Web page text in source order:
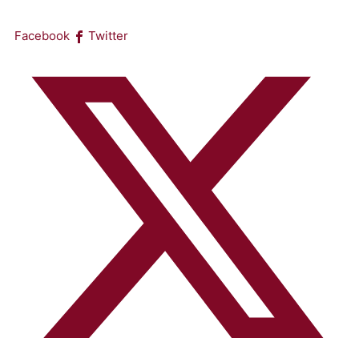
Facebook Twitter